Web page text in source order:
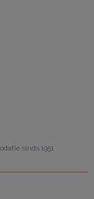
sinds 1951